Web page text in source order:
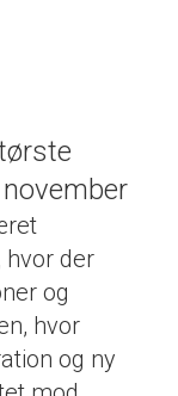
hvor der
og
hvor
og ny